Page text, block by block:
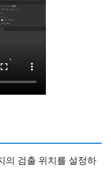
의 검출 위치를 설정하